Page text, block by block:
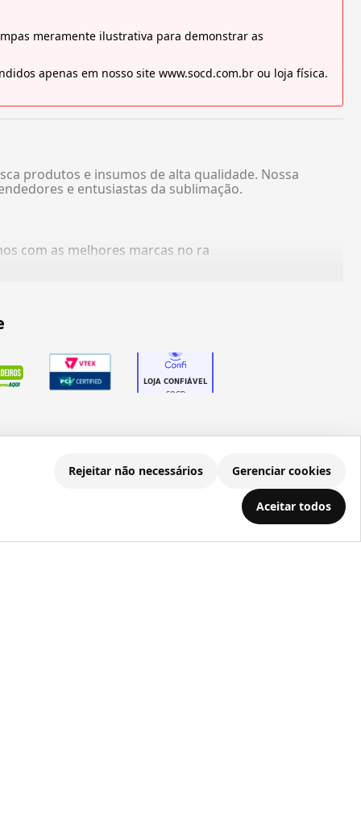
Rejeitar não necessários Gerenciar cookies
Aceitar todos
meramente ilustrativa para demonstrar as
apenas em nosso site www.socd.com.br ou loja física.
produtos e insumos de alta qualidade. Nossa
e entusiastas da sublimação.
com as melhores marcas no ra